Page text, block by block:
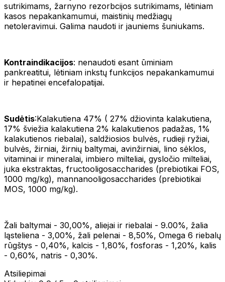
sutrikimams, žarnyno rezorbcijos sutrikimams, lėtiniam
kasos nepakankamumui, maistinių medžiagų
netoleravimui. Galima naudoti ir jauniems šuniukams.
Kontraindikacijos: nenaudoti esant ūminiam
pankreatitui, lėtiniam inkstų funkcijos nepakankamumui
ir hepatinei encefalopatijai.
Sudėtis:Kalakutiena 47% ( 27% džiovinta kalakutiena,
17% šviežia kalakutiena 2% kalakutienos padažas, 1%
kalakutienos riebalai), saldžiosios bulvės, rudieji ryžiai,
bulvės, žirniai, žirnių baltymai, avinžirniai, lino sėklos,
vitaminai ir mineralai, imbiero milteliai, gysločio milteliai,
juka ekstraktas, fructooligosaccharides (prebiotikai FOS,
1000 mg/kg), mannanooligosaccharides (prebiotikai
MOS, 1000 mg/kg).
Žali baltymai - 30,00%, aliejai ir riebalai - 9.00%, žalia
ląsteliena - 3,00%, žali pelenai - 8,50%, Omega 6 riebalų
rūgštys - 0,40%, kalcis - 1,80%, fosforas - 1,20%, kalis
- 0,60%, natris - 0,30%.
Atsiliepimai